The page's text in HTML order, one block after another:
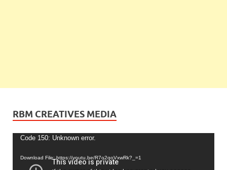
RBM CREATIVES MEDIA
Video
Code 150: Unknown error.
Download File: https://youtu.be/R7o2qoVxwRk?_=1